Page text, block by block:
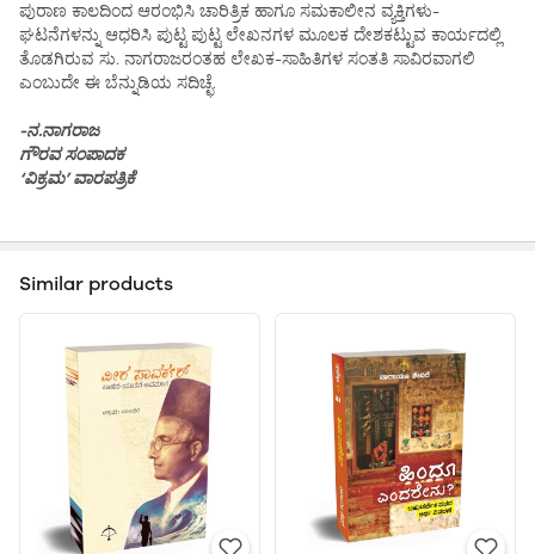
ಪುರಾಣ ಕಾಲದಿಂದ ಆರಂಭಿಸಿ ಚಾರಿತ್ರಿಕ ಹಾಗೂ ಸಮಕಾಲೀನ ವ್ಯಕ್ತಿಗಳು-
ಘಟನೆಗಳನ್ನು ಆಧರಿಸಿ ಪುಟ್ಟ ಪುಟ್ಟ ಲೇಖನಗಳ ಮೂಲಕ ದೇಶಕಟ್ಟುವ ಕಾರ್ಯದಲ್ಲಿ
ತೊಡಗಿರುವ ಸು. ನಾಗರಾಜರಂತಹ ಲೇಖಕ-ಸಾಹಿತಿಗಳ ಸಂತತಿ ಸಾವಿರವಾಗಲಿ
ಎಂಬುದೇ ಈ ಬೆನ್ನುಡಿಯ ಸದಿಚ್ಛೆ.
-ನ.ನಾಗರಾಜ
ಗೌರವ ಸಂಪಾದಕ
‘ವಿಕ್ರಮ’ ವಾರಪತ್ರಿಕೆ
Similar products